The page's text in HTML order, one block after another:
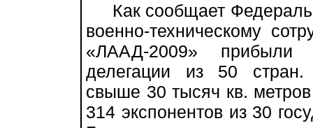
Как сообщает
военно-техническому
«ЛААД-2009» прибыли
делегации из 50
свыше 30 тысяч кв.
314 экспонентов из 30